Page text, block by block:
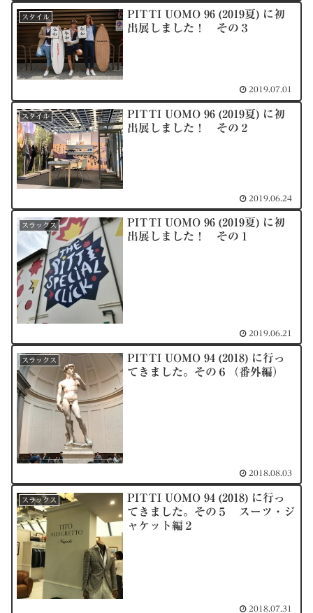
スタイル
PITTI UOMO 96 (2019夏) に初
出展しました！ その３
2019.07.01
スタイル
PITTI UOMO 96 (2019夏) に初
出展しました！ その２
2019.06.24
スラックス
PITTI UOMO 96 (2019夏) に初
出展しました！ その１
2019.06.21
スラックス
PITTI UOMO 94 (2018) に行っ
てきました。その６（番外編）
2018.08.03
スラックス
PITTI UOMO 94 (2018) に行っ
てきました。その５ スーツ・ジ
ャケット編２
2018.07.31